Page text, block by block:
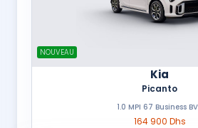
NOUVEAU
Kia
Picanto
1.0 MPI 67 Business
164 900 Dhs